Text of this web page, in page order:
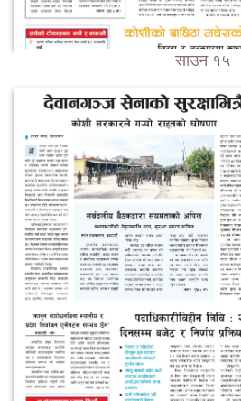
साउन १५